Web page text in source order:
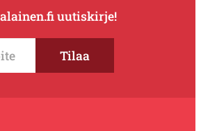
uutiskirje!